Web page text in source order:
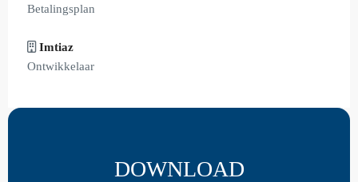
Betalingsplan
Imtiaz
Ontwikkelaar
DOWNLOAD